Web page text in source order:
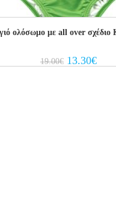
ολόσωμο με all over σχέδιο
19.00€ Original
price
13.30€
price